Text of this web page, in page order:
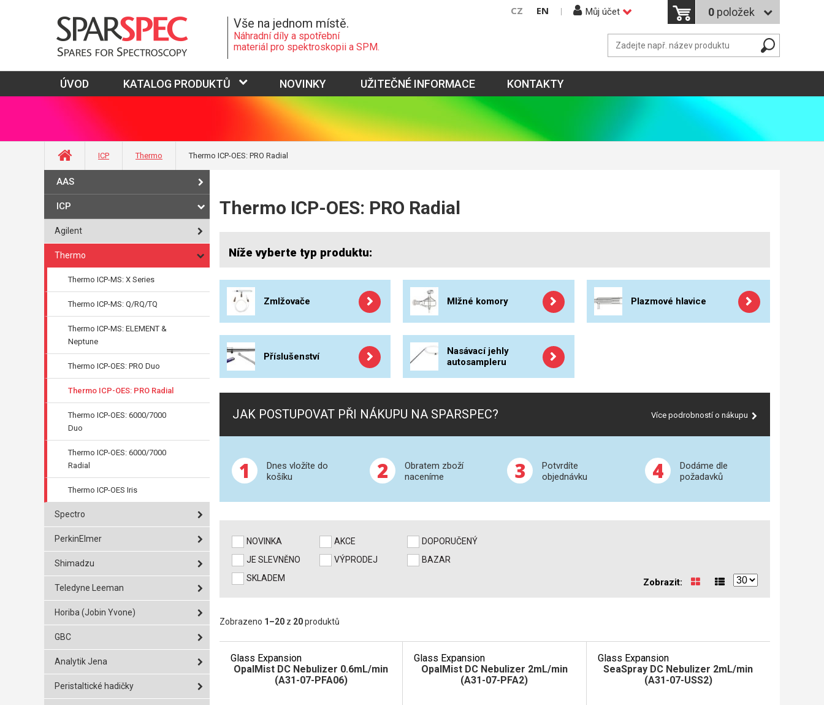
Vše na jednom místě.
Náhradní díly a spotřební
materiál pro spektroskopii a SPM.
CZ EN Můj účet 0 položek
ÚVOD KATALOG PRODUKTŮ NOVINKY UŽITEČNÉ INFORMACE KONTAKTY
ICP Thermo Thermo ICP-OES: PRO Radial
AAS
ICP
Agilent
Thermo
Thermo ICP-MS: X Series
Thermo ICP-MS: Q/RQ/TQ
Thermo ICP-MS: ELEMENT &
Neptune
Thermo ICP-OES: PRO Duo
Thermo ICP-OES: PRO Radial
Thermo ICP-OES: 6000/7000
Duo
Thermo ICP-OES: 6000/7000
Radial
Thermo ICP-OES Iris
Spectro
PerkinElmer
Shimadzu
Teledyne Leeman
Horiba (Jobin Yvone)
GBC
Analytik Jena
Peristaltické hadičky
Thermo ICP-OES: PRO Radial
Níže vyberte typ produktu:
Zmlžovače Mlžné komory Plazmové hlavice
Příslušenství
Nasávací jehly
autosampleru
JAK POSTUPOVAT PŘI NÁKUPU NA SPARSPEC? Více podrobností o nákupu
1
Dnes vložíte do
košíku
2
Obratem zboží
naceníme
3
Potvrdíte
objednávku
4
Dodáme dle
požadavků
NOVINKA AKCE
DOPORUČENÝ
JE SLEVNĚNO
VÝPRODEJ
BAZAR
SKLADEM
Zobrazit:
Zobrazeno 1 –20 z 20produktů
Glass Expansion
OpalMist DC Nebulizer 0.6mL/min
(A31-07-PFA06)
Glass Expansion
OpalMist DC Nebulizer 2mL/min
(A31-07-PFA2)
Glass Expansion
SeaSpray DC Nebulizer 2mL/min
(A31-07-USS2)